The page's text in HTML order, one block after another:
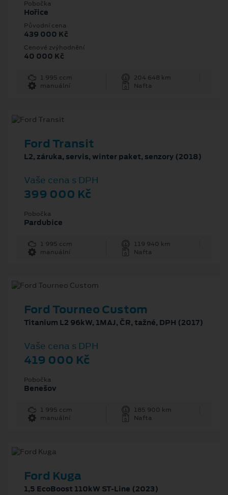
Pobočka
Hořice
Původní cena
439 000 Kč
Cenové zvýhodnění
40 000 Kč
1 995 ccm
204 648 km
manuální
Nafta
Ford Transit
L2, záruka, servis, winter paket, senzory (2018)
Vaše cena s DPH
399 000 Kč
Pobočka
Pardubice
1 995 ccm
119 940 km
manuální
Nafta
Ford Tourneo Custom
Titanium L2 96kW, 1MAJ, ČR, tažné, DPH (2017)
Vaše cena s DPH
419 000 Kč
Pobočka
Benešov
1 995 ccm
185 900 km
manuální
Nafta
Ford Kuga
1,5 EcoBoost 110kW ST-Line (2023)